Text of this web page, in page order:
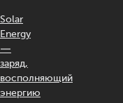
Solar
Energy
—
заряд,
восполняющий
энергию